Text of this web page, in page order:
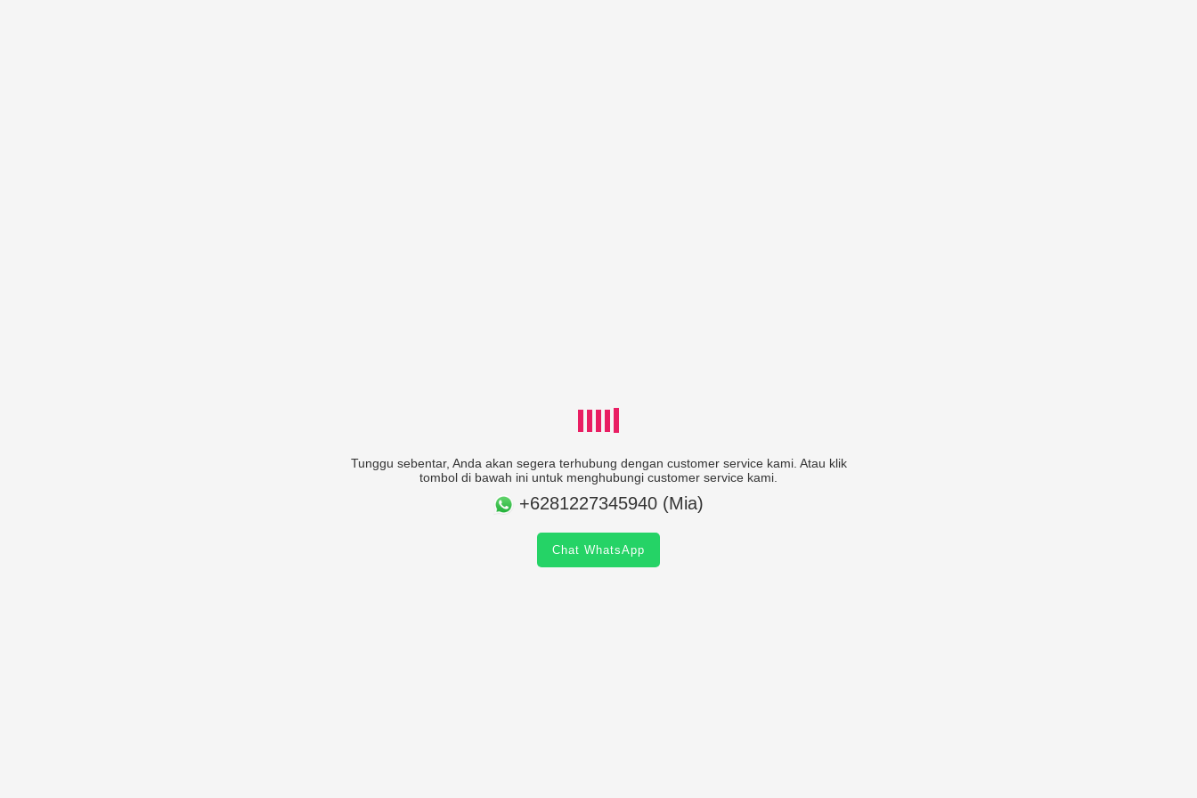
Tunggu sebentar, Anda akan segera terhubung dengan customer service kami. Atau klik
tombol di bawah ini untuk menghubungi customer service kami.
+6281227345940 (Mia)
Chat WhatsApp